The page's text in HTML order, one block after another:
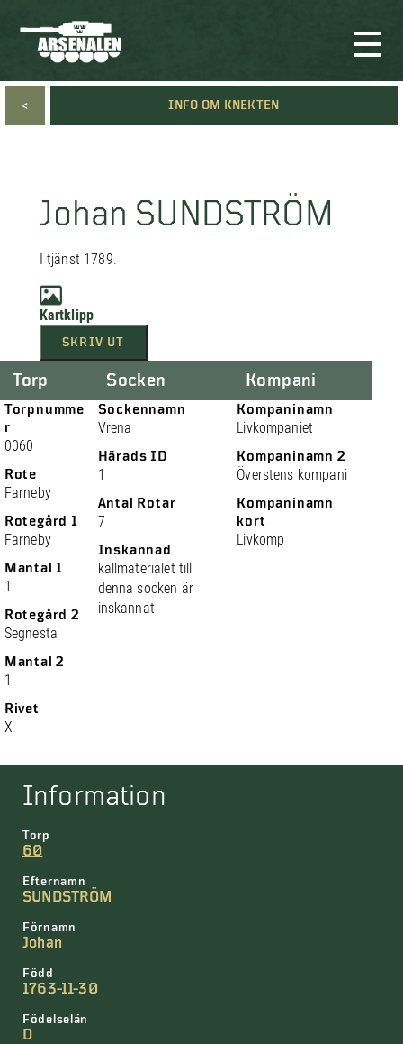
< INFO OM KNEKTEN
Johan SUNDSTRÖM
I tjänst 1789.
Kartklipp
SKRIV UT
Torp
Torpnumme
r
0060
Rote
Farneby
Rotegård 1
Farneby
Mantal 1
1
Rotegård 2
Segnesta
Mantal 2
1
Rivet
X
Socken
Sockennamn
Vrena
Härads ID
1
Antal Rotar
7
Inskannad
källmaterialet till
denna socken är
inskannat
Kompani
Kompaninamn
Livkompaniet
Kompaninamn 2
Överstens kompani
Kompaninamn
kort
Livkomp
Information
Torp
60
Efternamn
SUNDSTRÖM
Förnamn
Johan
Född
1763-11-30
Födelselän
D